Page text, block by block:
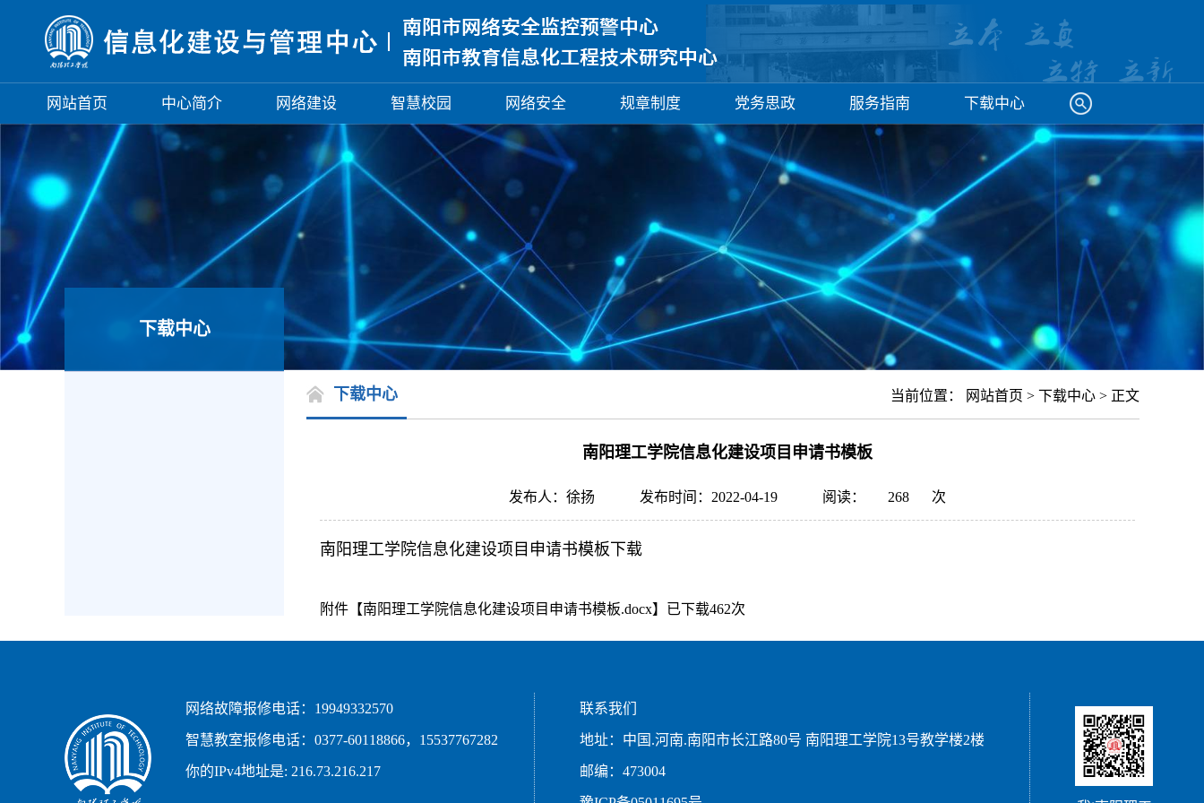
网站首页 中心简介 网络建设 智慧校园 网络安全 规章制度 党务思政 服务指南 下载中心
下载中心
当前位置： 网站首页 > 下载中心 > 正文
下载中心
南阳理工学院信息化建设项目申请书模板
发布人：徐扬 发布时间：2022-04-19 阅读： 268 次
南阳理工学院信息化建设项目申请书模板下载
附件【南阳理工学院信息化建设项目申请书模板.docx】已下载462次
网络故障报修电话：19949332570
智慧教室报修电话：0377-60118866，15537767282
你的IPv4地址是: 216.73.216.217
联系我们
地址：中国.河南.南阳市长江路80号 南阳理工学院13号教学楼2楼
邮编：473004